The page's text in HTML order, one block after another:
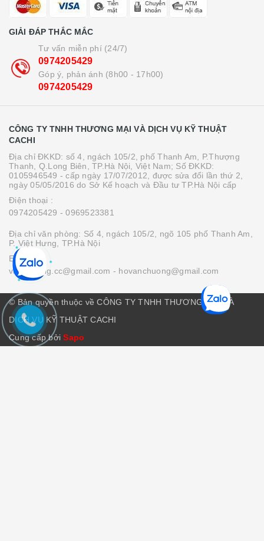
GIẢI ĐÁP THẮC MẮC
Tư vấn miễn phí (24/7)
0974205429
Góp ý, phản ánh (8h00 - 17h00)
0974205429
CÔNG TY TNHH THƯƠNG MẠI VÀ DỊCH VỤ KỸ THUẬT
CACHI
Địa chỉ ĐKKD: số 4, ngách 105/2, phố Thanh Am, P.Thượng
Thanh, Q.Long Biên, TP.Hà Nội, Việt Nam; Số ĐKKD:
0105946549 - cấp ngày 17/07/2012, được sửa đổi lần thứ 2,
ngày 05/05/2016 do Sở Kế hoạch và Đầu tư TP.Hà Nội cấp
Điện thoại :
0974205429 - 0969523381
Địa chỉ văn phòng: Số 4, ngách 105/2, ngõ 105 phố Thanh Am,
P. Việt Hưng, TP.Hà Nội
Email :
vanchuong.cc@gmail.com - hovanchuong@gmail.com
© Bản quyền thuộc về CÔNG TY TNHH THƯƠNG MẠI VÀ
DỊCH VỤ KỸ THUẬT CACHI
Cung cấp bởiSapo